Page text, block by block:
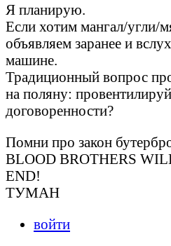
Я планирую.
Если хотим мангал/угли/
объявляем заранее и
машине.
Традиционный вопрос
на поляну:
договоренности?
Помни про закон
BLOOD BROTHERS
END!
ТУМАН
войти